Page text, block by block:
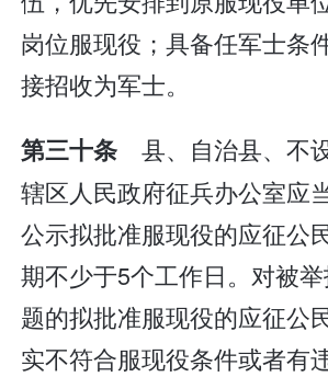
岗位服现役；具备任军士条
接招收为军士。
第三十条 县、自治县、不
辖区人民政府征兵办公室应
公示拟批准服现役的应征公
期不少于5个工作日。对被
题的拟批准服现役的应征公
实不符合服现役条件或者有